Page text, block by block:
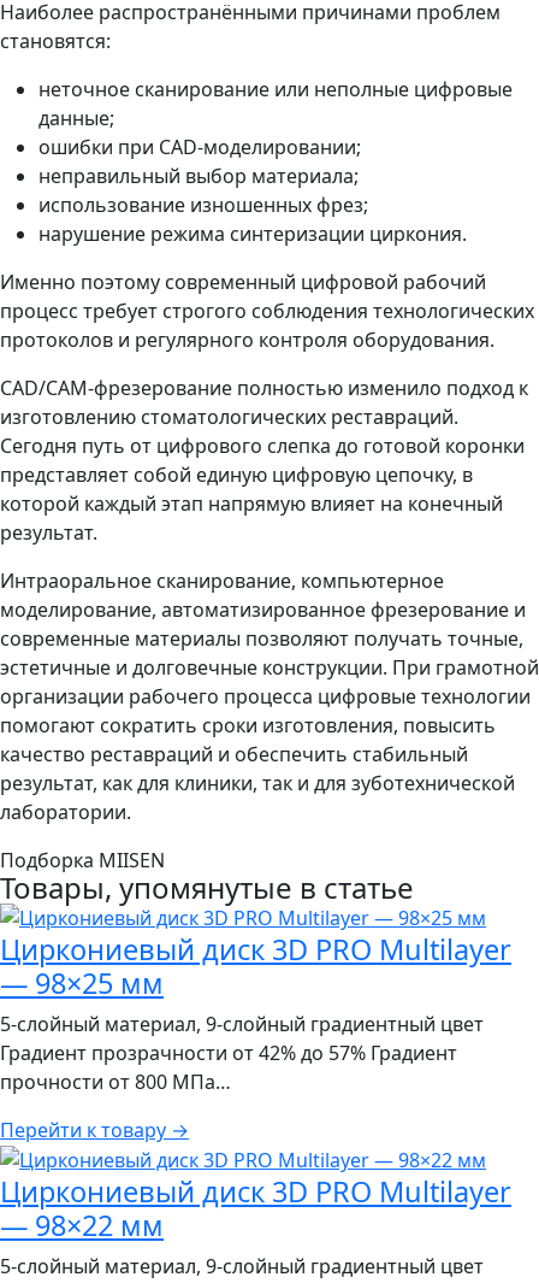
Наиболее распространёнными причинами проблем
становятся:
неточное сканирование или неполные цифровые
данные;
ошибки при CAD-моделировании;
неправильный выбор материала;
использование изношенных фрез;
нарушение режима синтеризации циркония.
Именно поэтому современный цифровой рабочий
процесс требует строгого соблюдения технологических
протоколов и регулярного контроля оборудования.
CAD/CAM-фрезерование полностью изменило подход к
изготовлению стоматологических реставраций.
Сегодня путь от цифрового слепка до готовой коронки
представляет собой единую цифровую цепочку, в
которой каждый этап напрямую влияет на конечный
результат.
Интраоральное сканирование, компьютерное
моделирование, автоматизированное фрезерование и
современные материалы позволяют получать точные,
эстетичные и долговечные конструкции. При грамотной
организации рабочего процесса цифровые технологии
помогают сократить сроки изготовления, повысить
качество реставраций и обеспечить стабильный
результат, как для клиники, так и для зуботехнической
лаборатории.
Подборка MIISEN
Товары, упомянутые в статье
Циркониевый диск 3D PRO Multilayer
— 98×25 мм
5-слойный материал, 9-слойный градиентный цвет
Градиент прозрачности от 42% до 57% Градиент
прочности от 800 МПа…
Перейти к товару →
Циркониевый диск 3D PRO Multilayer
— 98×22 мм
5-слойный материал, 9-слойный градиентный цвет